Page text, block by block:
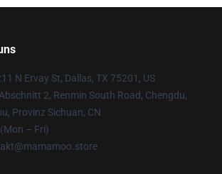
N Ervay St, Dallas, TX 75201, US
2, Renmin South Road, Chengdu,
Provinz Sichuan, CN
– Fri)